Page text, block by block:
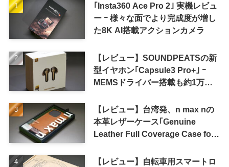
｢Insta360 Ace Pro 2｣ 実機レビュ
ー ｰ 様々な面でより完成度が増し
た8K AI搭載アクションカメラ
【レビュー】SOUNDPEATSの新
型イヤホン｢Capsule3 Pro+｣ ｰ
MEMSドライバー搭載も約1万円
【レビュー】台湾発、n max nの
本革レザーケース｢Genuine
Leather Full Coverage Case for
【レビュー】自転車用スマートロ